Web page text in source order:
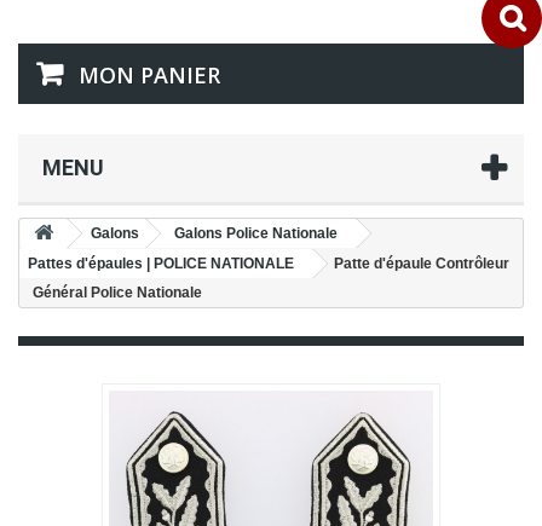
MON PANIER
MENU
Galons
Galons Police Nationale
Pattes d'épaules | POLICE NATIONALE
Patte d'épaule Contrôleur
Général Police Nationale